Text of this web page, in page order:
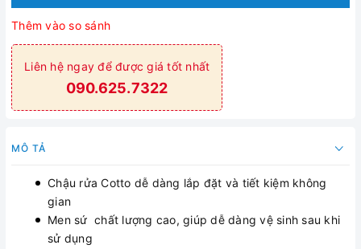
Thêm vào so sánh
Liên hệ ngay để được giá tốt nhất
090.625.7322
MÔ TẢ
Chậu rửa Cotto dễ dàng lắp đặt và tiết kiệm không
gian
Men sứ chất lượng cao, giúp dễ dàng vệ sinh sau khi
sử dụng